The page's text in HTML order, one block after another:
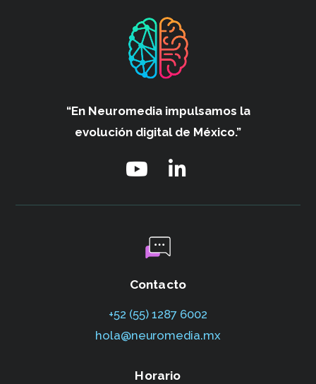
“En Neuromedia impulsamos la
evolución digital de México.”
Contacto
+52 (55) 1287 6002‬
hola@neuromedia.mx
Horario